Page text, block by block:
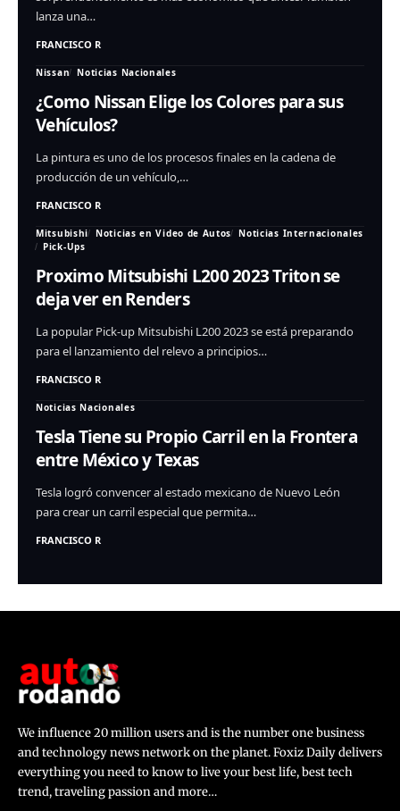
lanza una…
FRANCISCO R
Nissan Noticias Nacionales
¿Como Nissan Elige los Colores para sus
Vehículos?
La pintura es uno de los procesos finales en la cadena de
producción de un vehículo,…
FRANCISCO R
Mitsubishi Noticias en Video de Autos
Noticias Internacionales
Pick-Ups
Proximo Mitsubishi L200 2023 Triton se
deja ver en Renders
La popular Pick-up Mitsubishi L200 2023 se está preparando
para el lanzamiento del relevo a principios…
FRANCISCO R
Noticias Nacionales
Tesla Tiene su Propio Carril en la Frontera
entre México y Texas
Tesla logró convencer al estado mexicano de Nuevo León
para crear un carril especial que permita…
FRANCISCO R
We influence 20 million users and is the number one business
and technology news network on the planet. Foxiz Daily delivers
everything you need to know to live your best life, best tech
trend, traveling passion and more…